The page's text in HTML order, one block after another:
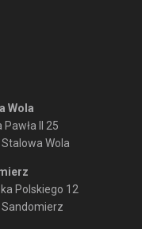
Wola
Pawła II 25
Wola
Polskiego 12